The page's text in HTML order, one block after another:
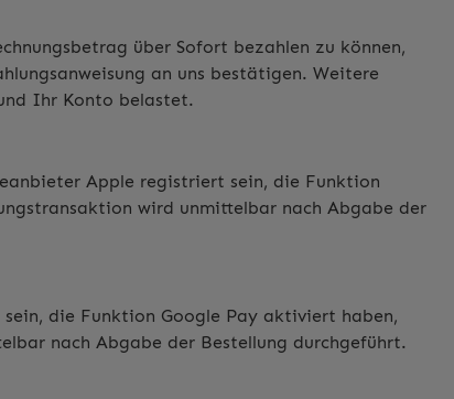
über Sofort bezahlen zu können,
an uns bestätigen. Weitere
Ihr Konto belastet.
Apple registriert sein, die Funktion
wird unmittelbar nach Abgabe der
die Funktion Google Pay aktiviert haben,
nach Abgabe der Bestellung durchgeführt.